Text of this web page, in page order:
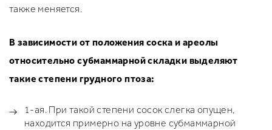
также меняется.
В зависимости от положения соска и ареолы
относительно субмаммарной складки выделяют
такие степени грудного птоза:
1-ая. При такой степени сосок слегка опущен,
находится примерно на уровне субмаммарной